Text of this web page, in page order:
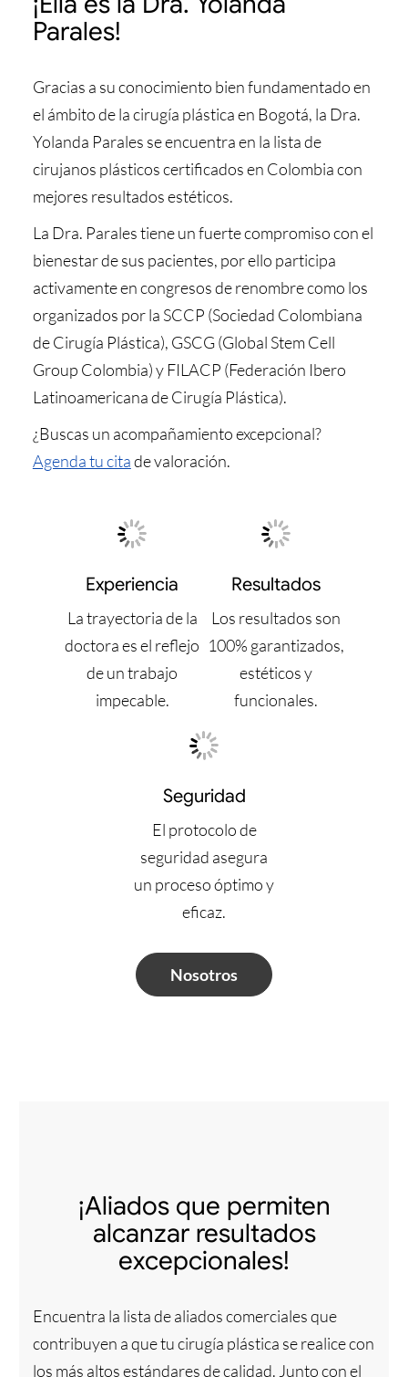
Parales!
Gracias a su conocimiento bien fundamentado en
el ámbito de la cirugía plástica en Bogotá, la Dra.
Yolanda Parales se encuentra en la lista de
cirujanos plásticos certificados en Colombia con
mejores resultados estéticos.
La Dra. Parales tiene un fuerte compromiso con el
bienestar de sus pacientes, por ello participa
activamente en congresos de renombre como los
organizados por la SCCP (Sociedad Colombiana
de Cirugía Plástica), GSCG (Global Stem Cell
Group Colombia) y FILACP (Federación Ibero
Latinoamericana de Cirugía Plástica).
¿Buscas un acompañamiento excepcional?
Agenda tu citade valoración.
Experiencia
La trayectoria de la
doctora es el reflejo
de un trabajo
impecable.
Resultados
Los resultados son
100% garantizados,
estéticos y
funcionales.
Seguridad
El protocolo de
seguridad asegura
un proceso óptimo y
eficaz.
Nosotros
¡Aliados que permiten
alcanzar resultados
excepcionales!
Encuentra la lista de aliados comerciales que
contribuyen a que tu cirugía plástica se realice con
los más altos estándares de calidad. Junto con el